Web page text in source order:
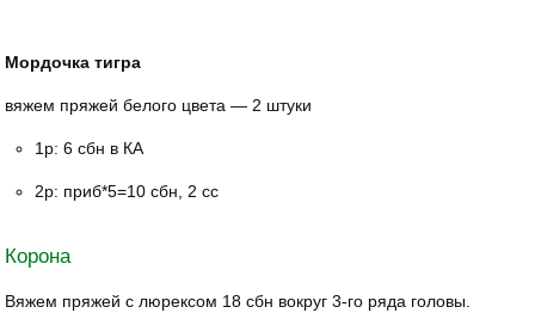
Мордочка тигра
вяжем пряжей белого цвета — 2 штуки
1р: 6 сбн в КА
2р: приб*5=10 сбн, 2 сс
Корона
Вяжем пряжей с люрексом 18 сбн вокруг 3-го ряда головы.